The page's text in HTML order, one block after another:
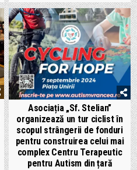
Asociația „Sf. Stelian”
organizează un tur ciclist în
scopul strângerii de fonduri
pentru construirea celui mai
complex Centru Terapeutic
pentru Autism din țară